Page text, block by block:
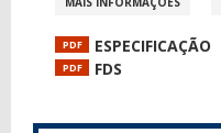
PDF ESPECIFICAÇÃO
PDF FDS